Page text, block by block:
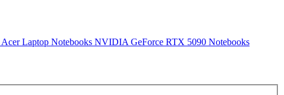
Acer Laptop Notebooks NVIDIA GeForce RTX 5090 Notebooks